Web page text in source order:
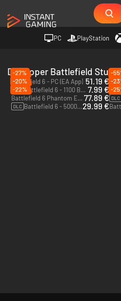
PC PlayStation
Developer Battlefield
-27%
Battlefield 6 - PC (EA App) 51.19 €
-
-20%
DLC Battlefield 6 - 1100 BFC - Xbox Series X|S 7.99 €
-
DLC
-22%
Battlefield 6 Phantom Edition - PC (EA App) 77.89 €
-
DLC
DLC Battlefield 6 - 5000 BFC - Xbox Series X|S29.99 €